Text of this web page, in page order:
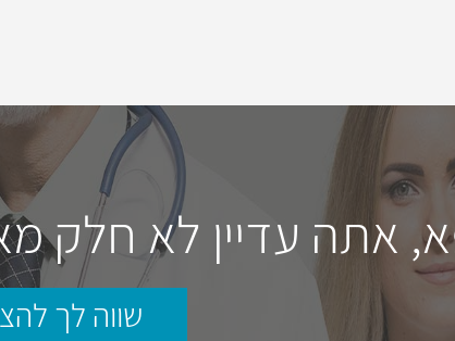
אתה עדיין לא חלק
שווה לך